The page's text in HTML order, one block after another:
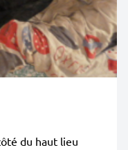
du haut lieu